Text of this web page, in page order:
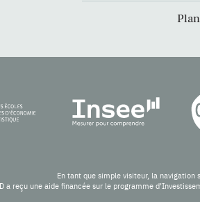
En tant que simple visiteur, la navigation
a reçu une aide financée sur le programme